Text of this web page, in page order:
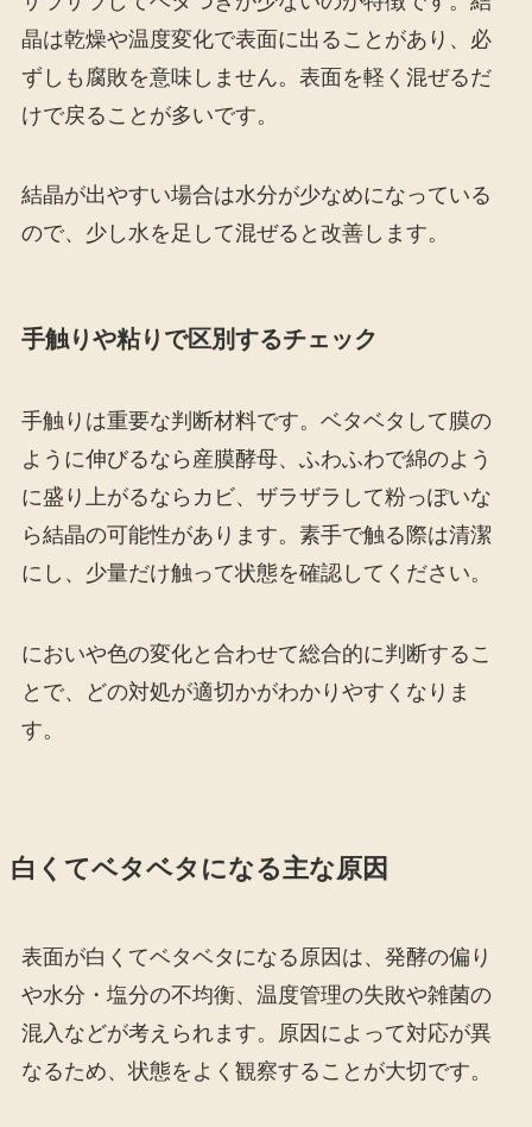
晶は乾燥や温度変化で表面に出ることがあり、必
ずしも腐敗を意味しません。表面を軽く混ぜるだ
けで戻ることが多いです。
結晶が出やすい場合は水分が少なめになっている
ので、少し水を足して混ぜると改善します。
手触りや粘りで区別するチェック
手触りは重要な判断材料です。ベタベタして膜の
ように伸びるなら産膜酵母、ふわふわで綿のよう
に盛り上がるならカビ、ザラザラして粉っぽいな
ら結晶の可能性があります。素手で触る際は清潔
にし、少量だけ触って状態を確認してください。
においや色の変化と合わせて総合的に判断するこ
とで、どの対処が適切かがわかりやすくなりま
す。
白くてベタベタになる主な原因
表面が白くてベタベタになる原因は、発酵の偏り
や水分・塩分の不均衡、温度管理の失敗や雑菌の
混入などが考えられます。原因によって対応が異
なるため、状態をよく観察することが大切です。